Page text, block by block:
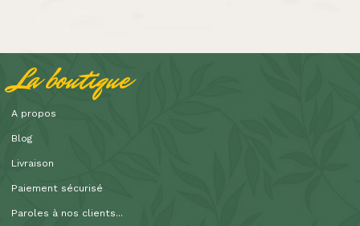
La boutique
A propos
Blog
Livraison
Paiement sécurisé
Paroles à nos clients...